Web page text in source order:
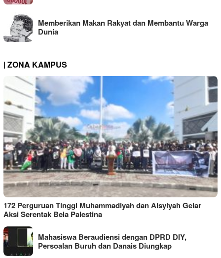
Memberikan Makan Rakyat dan Membantu Warga
Dunia
| ZONA KAMPUS
172 Perguruan Tinggi Muhammadiyah dan Aisyiyah Gelar
Aksi Serentak Bela Palestina
Mahasiswa Beraudiensi dengan DPRD DIY,
Persoalan Buruh dan Danais Diungkap